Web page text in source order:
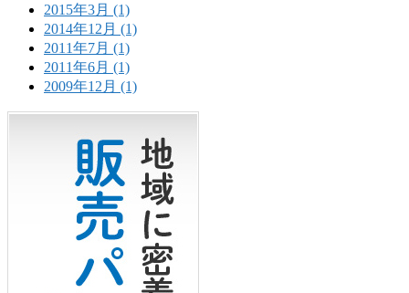
2015年3月 (1)
2014年12月 (1)
2011年7月 (1)
2011年6月 (1)
2009年12月 (1)